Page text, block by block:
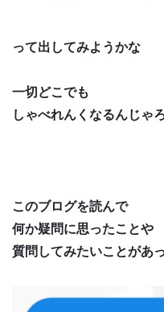
って出してみようかな
一切どこでも
しゃべれんくなるんじゃ
このブログを読んで
何か疑問に思ったことや
質問してみたいことがあ